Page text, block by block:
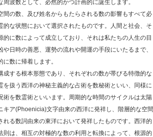
波数として、必然的かつ計画的に誕生します。
間の数、及び姓名からもたらされる数の影響もすべて必
的な状態において選択されたものです。人間と社会、そ
的に数によって成立しており、それは私たちの人生の目
日時の善悪、運勢の流れや開運の手段にいたるまで、
数に帰着します。
成する根本形態であり、それぞれの数が帯びる特徴的な
を扱う西洋の神秘主義的な占術を数秘術といい、同様に
術を数霊術といいます。周期的な時間のサイクルは太陽
キア(Phoenicia)文字由来の西洋に発祥し、階層的な空間
れる数詞由来の東洋において発祥したものです。西洋的
則は、相互の対極的な数の利用と転換によって、根源的